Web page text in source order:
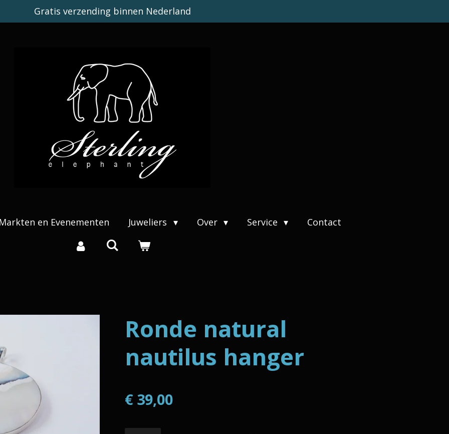
Gratis verzending binnen Nederland
Markten en Evenementen Juweliers Over Service Contact
Ronde natural
nautilus hanger
€ 39,00